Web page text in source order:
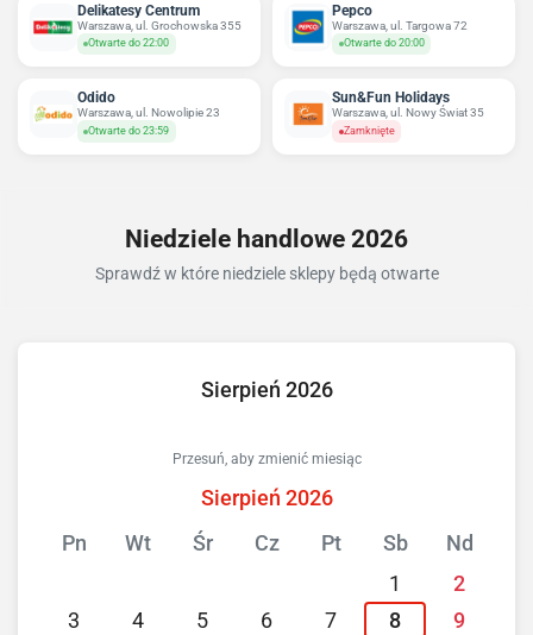
Delikatesy Centrum
Warszawa, ul. Grochowska 355
Otwarte do 22:00
Pepco
Warszawa, ul. Targowa 72
Otwarte do 20:00
Odido
Warszawa, ul. Nowolipie 23
Otwarte do 23:59
Sun&Fun Holidays
Warszawa, ul. Nowy Świat 35
Zamknięte
Niedziele handlowe 2026
Sprawdź w które niedziele sklepy będą otwarte
Sierpień 2026
Przesuń, aby zmienić miesiąc
Sierpień 2026
Pn
Wt Śr Cz Pt Sb
Nd
1
2
3
4 5 6 7 8
9